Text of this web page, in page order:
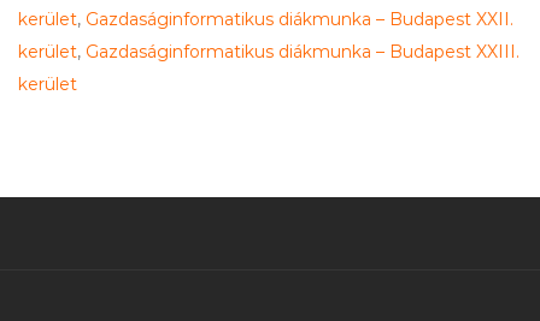
kerület, Gazdaságinformatikus diákmunka – Budapest XXII.
kerület, Gazdaságinformatikus diákmunka – Budapest XXIII.
kerület